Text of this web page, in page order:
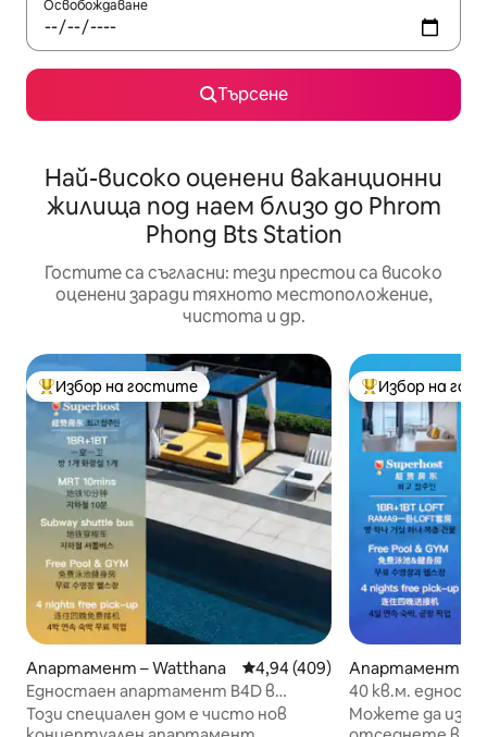
Освобождаване
Търсене
Най-високо оценени ваканционни
жилища под наем близо до Phrom
Phong Bts Station
Гостите са съгласни: тези престои са високо
оценени заради тяхното местоположение,
чистота и др.
Най-популярен избор на гостите
Избор на гостите
Апартамент – Watthana Средна оценка: 4,94 от 5,
4,94 (409)
Едностаен апартамент B4D в
центъра на града/Близо до
метрото/Гледка към високия град/
Този специален дом е чисто нов
Най-популярен
Избор на
Апартамент –
ang
40 кв.м.
вана и балкон
на покрива/
Можете да